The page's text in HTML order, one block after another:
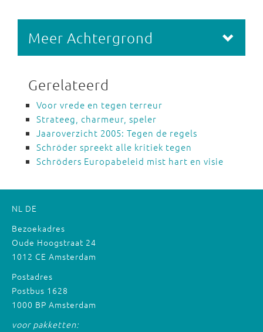
Meer Achtergrond
Gerelateerd
Voor vrede en tegen terreur
Strateeg, charmeur, speler
Jaaroverzicht 2005: Tegen de regels
Schröder spreekt alle kritiek tegen
Schröders Europabeleid mist hart en visie
NL DE
Bezoekadres
Oude Hoogstraat 24
1012 CE Amsterdam
Postadres
Postbus 1628
1000 BP Amsterdam
voor pakketten: